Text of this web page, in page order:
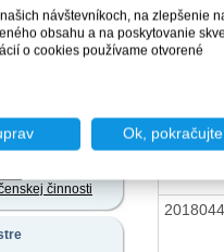
jazykoch
údajov
činnosti
20180444
návštevníkoch, na zlepšenie
obsahu a na poskytovanie
o cookies používame otvorené
Ok, pokračujte